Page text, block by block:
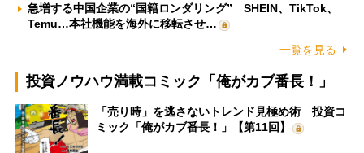
急増する中国企業の“国籍ロンダリング” SHEIN、TikTok、
Temu…本社機能を海外に移転させ…
一覧を見る
投資ノウハウ満載コミック「俺がカブ番長！」
「売り時」を逃さないトレンド見極め術 投資コ
ミック「俺がカブ番長！」【第11回】